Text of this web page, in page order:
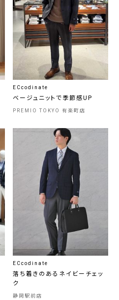
ECcodinate
ベージュニットで季節感UP
PREMIO TOKYO 有楽町店
ECcodinate
落ち着きのあるネイビーチェッ
ク
静岡駅前店